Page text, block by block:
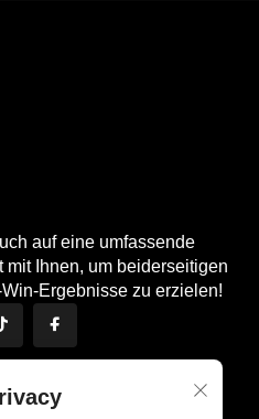
auf eine umfassende
mit Ihnen, um beiderseitigen
Ergebnisse zu erzielen!